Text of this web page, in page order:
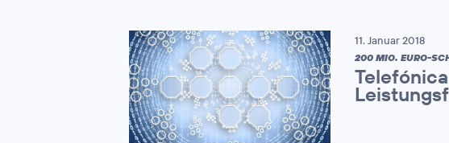
11. Januar 2018
200 MIO. EURO-